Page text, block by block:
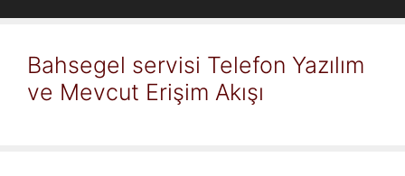
Bahsegel servisi Telefon Yazılım
ve Mevcut Erişim Akışı